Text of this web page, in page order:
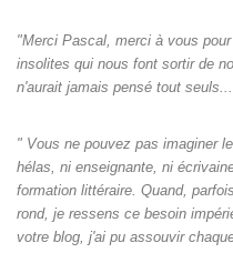
"Merci Pascal, merci à vous
insolites qui nous font sortir de
n'aurait jamais pensé tout
" Vous ne pouvez pas imaginer
hélas, ni enseignante, ni
formation littéraire. Quand,
rond, je ressens ce besoin
votre blog, j'ai pu assouvir